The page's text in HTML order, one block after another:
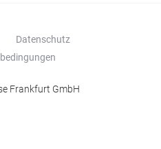
Datenschutz
Frankfurt GmbH